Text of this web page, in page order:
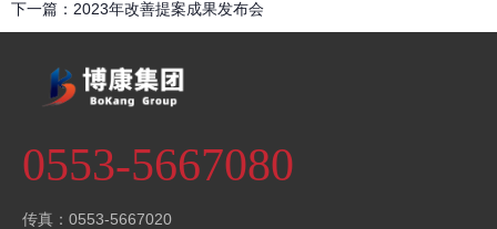
下一篇： 2023年改善提案成果发布会
0553-5667080
传真：0553-5667020